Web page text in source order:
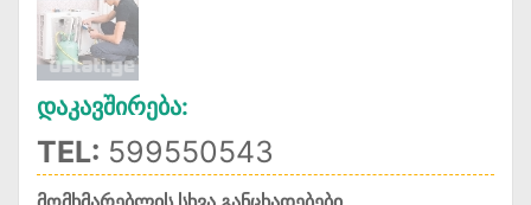
Დაკავშირება:
TEL: 599550543